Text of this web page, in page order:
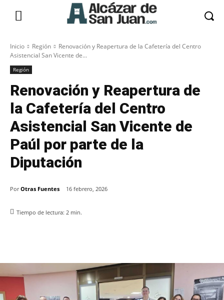
Inicio Región
Renovación y Reapertura de la Cafetería del Centro
Asistencial San Vicente de...
Región
Renovación y Reapertura de
la Cafetería del Centro
Asistencial San Vicente de
Paúl por parte de la
Diputación
Por Otras Fuentes 16 febrero, 2026
Tiempo de lectura: 2 min.